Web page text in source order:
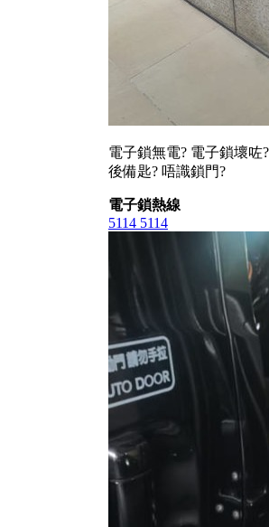
電子鎖無電? 電子鎖壞咗
後備匙? 唔識鎖門?
電子鎖熱線
5114 5114